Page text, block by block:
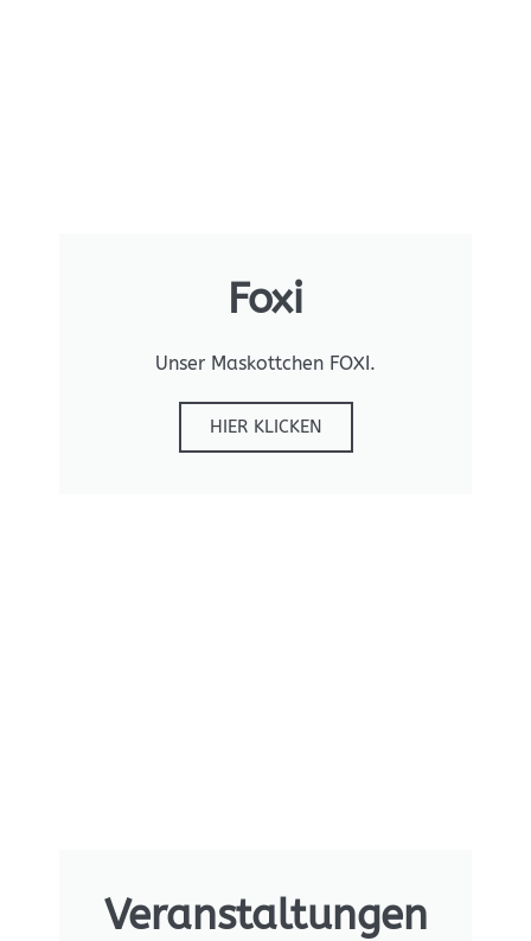
Foxi
Unser Maskottchen FOXI.
HIER KLICKEN
Veranstaltungen